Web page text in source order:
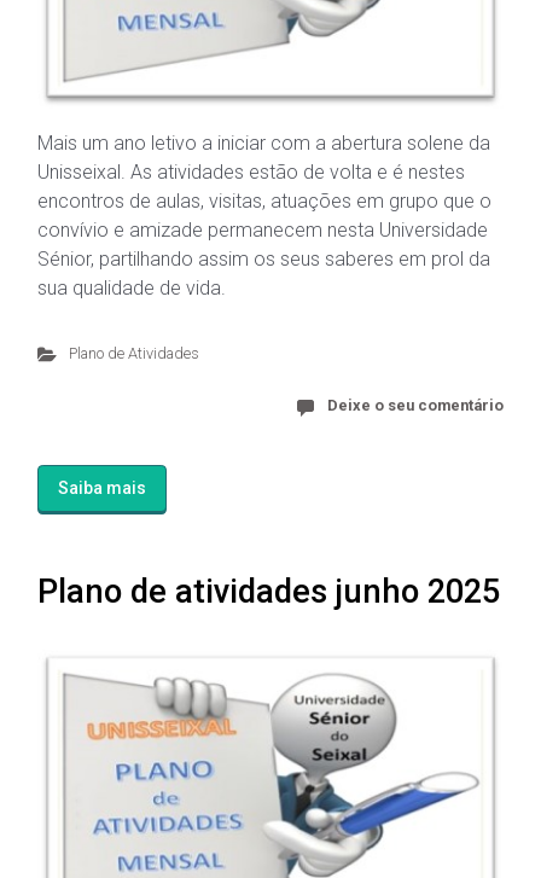
Mais um ano letivo a iniciar com a abertura solene da
Unisseixal. As atividades estão de volta e é nestes
encontros de aulas, visitas, atuações em grupo que o
convívio e amizade permanecem nesta Universidade
Sénior, partilhando assim os seus saberes em prol da
sua qualidade de vida.
Plano de Atividades
Deixe o seu comentário
Saiba mais
Plano de atividades junho 2025